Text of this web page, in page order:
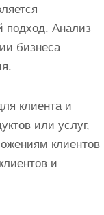
подход. Анализ
бизнеса
клиента и
или услуг,
клиентов
и